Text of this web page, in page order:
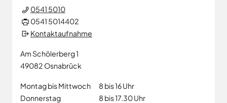
0541 5010
0541 5014402
Kontaktaufnahme
Am Schölerberg 1
49082 Osnabrück
Montag bis Mittwoch
8 bis 16 Uhr
Donnerstag
8 bis 17.30 Uhr